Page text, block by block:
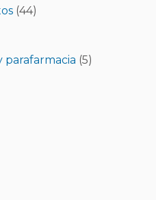
(44)
parafarmacia (5)